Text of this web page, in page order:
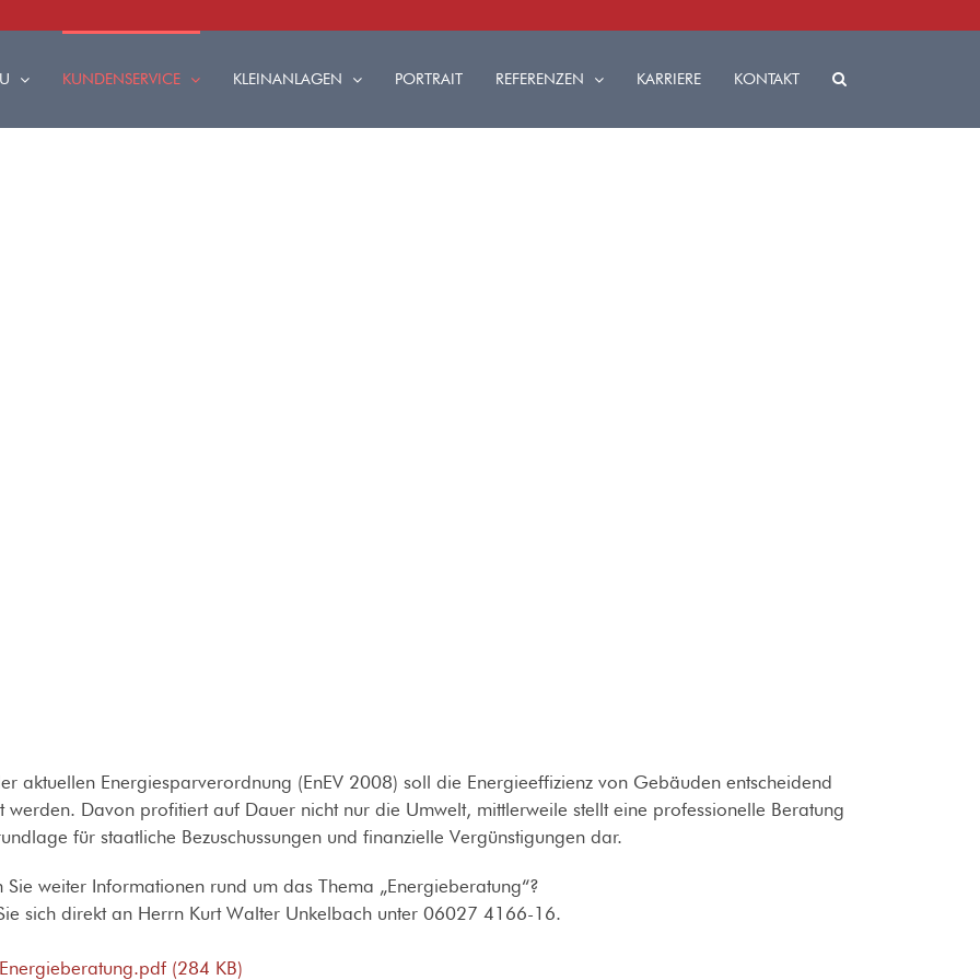
KUNDENSERVICE KLEINANLAGEN PORTRAIT REFERENZEN KARRIERE KONTAKT
aktuellen Energiesparverordnung (EnEV 2008) soll die Energieeffizienz von Gebäuden entscheidend
werden. Davon profitiert auf Dauer nicht nur die Umwelt, mittlerweile stellt eine professionelle Beratung
für staatliche Bezuschussungen und finanzielle Vergünstigungen dar.
Sie weiter Informationen rund um das Thema „Energieberatung“?
sich direkt an Herrn Kurt Walter Unkelbach unter 06027 4166-16.
(284 KB)